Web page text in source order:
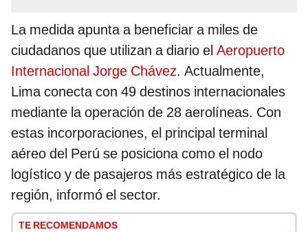
La medida apunta a beneficiar a miles de
ciudadanos que utilizan a diario el Aeropuerto
Internacional Jorge Chávez. Actualmente,
Lima conecta con 49 destinos internacionales
mediante la operación de 28 aerolíneas. Con
estas incorporaciones, el principal terminal
aéreo del Perú se posiciona como el nodo
logístico y de pasajeros más estratégico de la
región, informó el sector.
TE RECOMENDAMOS